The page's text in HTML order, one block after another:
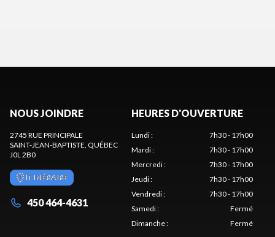
NOUS JOINDRE
2745 RUE PRINCIPALE
SAINT-JEAN-BAPTISTE , QUÉBEC
J0L 2B0
ITINÉRAIRE
450 464-4631
HEURES D'OUVERTURE
Lundi:
7h30 - 17h00
Mardi:
7h30 - 17h00
Mercredi:
7h30 - 17h00
Jeudi:
7h30 - 17h00
Vendredi:
7h30 - 17h00
Samedi:
Fermé
Dimanche: Fermé